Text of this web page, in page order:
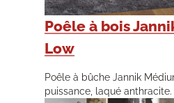
Poêle à bois
Low
Poêle à bûche Jannik
puissance, laqué anthracite.